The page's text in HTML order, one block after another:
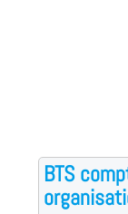
BTS